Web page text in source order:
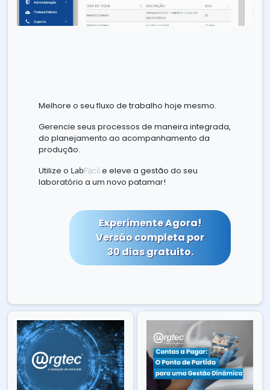
Melhore o seu fluxo de trabalho hoje mesmo.
Gerencie seus processos de maneira integrada,
do planejamento ao acompanhamento da
produção.
Utilize o LabFácil e eleve a gestão do seu
laboratório a um novo patamar!
Experimente Agora!
Versão completa por
30 dias gratuito.